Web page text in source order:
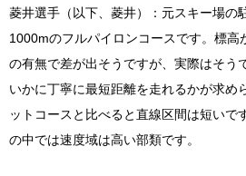
菱井選手（以下、菱井）： 元スキー場の
1000mのフルパイロンコースです。 標高
の有無で差が出そうですが、実際はそう
いかに丁寧に最短距離を走れるかが求め
ットコースと比べると直線区間は短いで
の中では速度域は高い部類です。